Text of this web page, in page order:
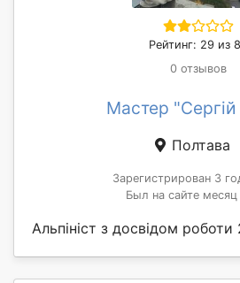
Рейтинг: 29 из
0 отзывов
Мастер "Сергій
Полтава
Зарегистрирован 3
Был на сайте месяц
Альпініст з досвідом роботи